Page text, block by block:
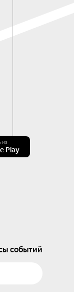
из
Play
событий